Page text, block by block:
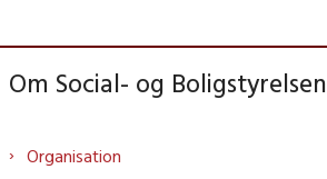
Om Social- og Boligstyrelsen
Organisation